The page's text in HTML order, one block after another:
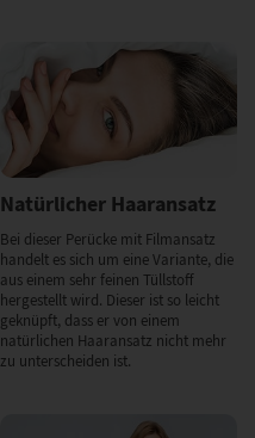
Natürlicher Haaransatz
Bei dieser Perücke mit Filmansatz
handelt es sich um eine Variante, die
aus einem sehr feinen Tüllstoff
hergestellt wird. Dieser ist so leicht
geknüpft, dass er von einem
natürlichen Haaransatz nicht mehr
zu unterscheiden ist.